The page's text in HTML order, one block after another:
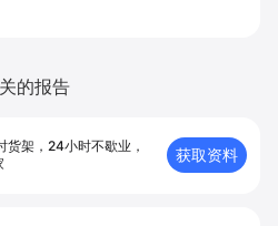
的报告
货架，24小时不歇业，
获取资料